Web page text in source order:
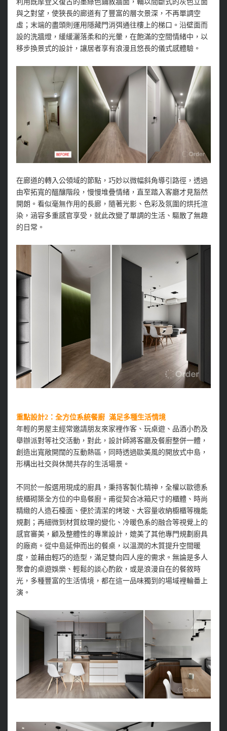
利用既摩登又復古的墨綠色鋪敘牆面，輔以間斷式的灰色立面
與之對望，使狹長的廊道有了豐富的層次景深，不再單調空
虛；末端的盡頭則運用隱藏門消弭通往樓上的梯口。沿壁面而
設的洗牆燈，緩緩灑落柔和的光暈，在飽滿的空間情緒中，以
移步換景式的設計，讓居者享有浪漫且悠長的儀式感體驗。
在廊道的轉入公領域的節點，巧妙以微幅斜角導引路徑，透過
由窄拓寬的醞釀階段，慢慢堆疊情緒，直至踏入客廳才見豁然
開朗。看似毫無作用的長廊，隨著光影、色彩及氛圍的烘托渲
染，涵容多重感官享受，就此改變了單調的生活、驅散了無趣
的日常。
重點設計2：全方位系統餐廚 滿足多種生活情境
年輕的男屋主經常邀請朋友來家裡作客、玩桌遊、品酒小酌及
舉辦派對等社交活動，對此，設計師將客廳及餐廚整併一體，
創造出寬敞開闊的互動熱區，同時透過歐美風的開放式中島，
形構出社交與休閒共存的生活場景。
不同於一般選用現成的廚具，秉持客製化精神，全權以歐德系
統櫃砌築全方位的中島餐廚。甫從契合冰箱尺寸的櫃體、時尚
精緻的人造石檯面、便於清潔的烤玻、大容量收納櫥櫃等機能
規劃；再細微到材質紋理的變化、冷暖色系的融合等視覺上的
感官審美，顧及整體性的專業設計，媲美了其他專門規劃廚具
的廠商。從中島延伸而出的餐桌，以溫潤的木質提升空間暖
度，並藉由輕巧的造型，滿足雙向四人座的需求。無論是多人
聚會的桌遊娛樂、輕鬆的談心酌飲，或是浪漫自在的餐敘時
光，多種豐富的生活情境，都在這一品味獨到的場域裡輪番上
演。